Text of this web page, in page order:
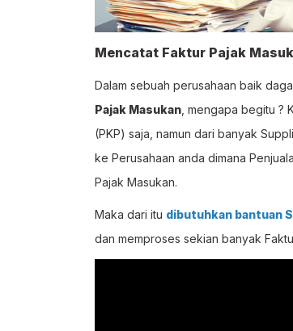
Mencatat Faktur Pajak
Dalam sebuah perusahaan baik
Pajak Masukan , mengapa begitu ?
(PKP) saja, namun dari banyak
ke Perusahaan anda dimana
Pajak Masukan.
Maka dari itu dibutuhkan bantuan
dan memproses sekian banyak